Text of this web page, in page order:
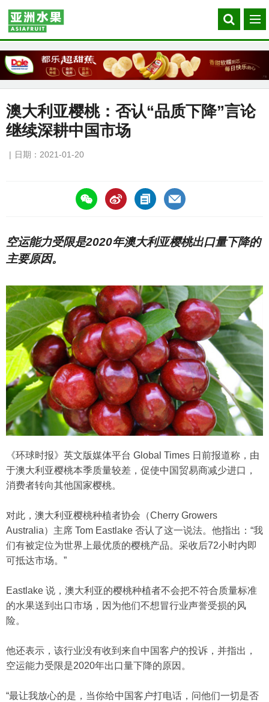
Search
our
菜
单
澳大利亚樱桃：否认“品质下降”言论
继续深耕中国市场
日期：2021-01-20
https://asiafruitchina.net/20409.html
空运能力受限是2020年澳大利亚樱桃出口量下降的
主要原因。
《环球时报》英文版媒体平台 Global Times 日前报道称，由
于澳大利亚樱桃本季质量较差，促使中国贸易商减少进口，
消费者转向其他国家樱桃。
对此，澳大利亚樱桃种植者协会（Cherry Growers
Australia）主席 Tom Eastlake 否认了这一说法。他指出：“我
们有被定位为世界上最优质的樱桃产品。采收后72小时内即
可抵达市场。”
Eastlake 说，澳大利亚的樱桃种植者不会把不符合质量标准
的水果送到出口市场，因为他们不想冒行业声誉受损的风
险。
他还表示，该行业没有收到来自中国客户的投诉，并指出，
空运能力受限是2020年出口量下降的原因。
“最让我放心的是，当你给中国客户打电话，问他们一切是否